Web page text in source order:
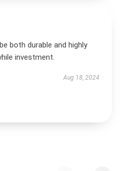
both durable and highly
investment.
Aug 18, 2024